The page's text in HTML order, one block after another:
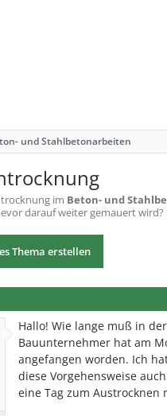
und Stahlbetonarbeiten
im Beton- und
darauf weiter gemauert
Thema erstellen
Hallo! Wie lange muß in
Bauunternehmer hat am
angefangen worden. Ich
diese Vorgehensweise
eine Tag zum